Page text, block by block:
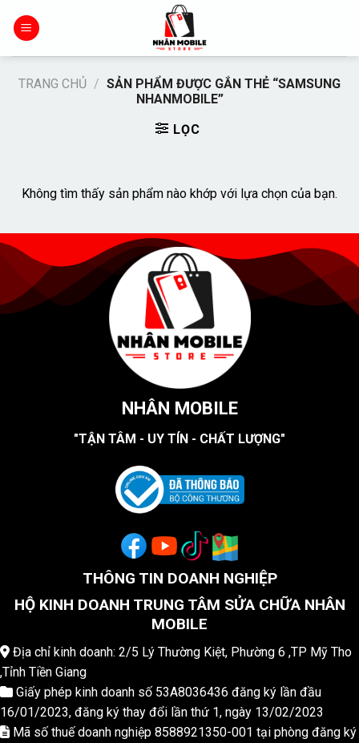
đến
TRANG CHỦ / SẢN PHẨM ĐƯỢC GẮN THẺ “SAMSUNG
NHANMOBILE”
LỌC
Không tìm thấy sản phẩm nào khớp với lựa chọn của bạn.
NHÂN MOBILE
"TẬN TÂM - UY TÍN - CHẤT LƯỢNG"
THÔNG TIN DOANH NGHIỆP
HỘ KINH DOANH TRUNG TÂM SỬA CHỮA NHÂN
MOBILE
Địa chỉ kinh doanh: 2/5 Lý Thường Kiệt, Phường 6 ,TP Mỹ Tho
,Tỉnh Tiền Giang
Giấy phép kinh doanh số 53A8036436 đăng ký lần đầu
16/01/2023, đăng ký thay đổi lần thứ 1, ngày 13/02/2023
Mã số thuế doanh nghiệp 8588921350-001 tại phòng đăng ký